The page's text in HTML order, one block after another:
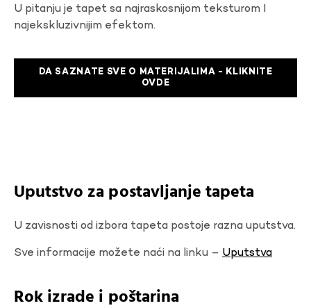
U pitanju je tapet sa najraskosnijom teksturom I
najekskluzivnijim efektom.
DA SAZNATE SVE O MATERIJALIMA - KLIKNITE
OVDE
Uputstvo za postavljanje tapeta
U zavisnosti od izbora tapeta postoje razna uputstva.
Sve informacije možete naći na linku – Uputstva
Rok izrade i poštarina